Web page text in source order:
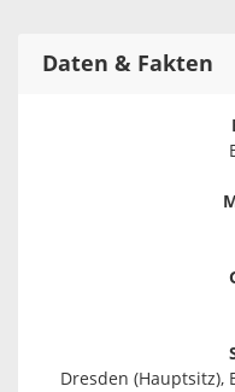
Daten & Fakten
Dresden (Hauptsitz),